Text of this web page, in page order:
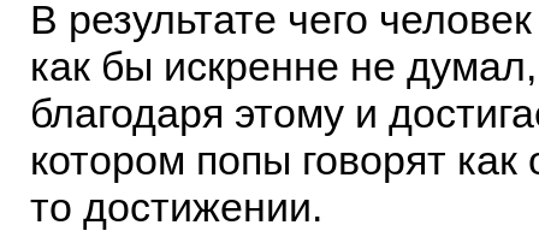
В результате чего
как бы искренне не
благодаря этому и
котором попы говорят
то достижении.